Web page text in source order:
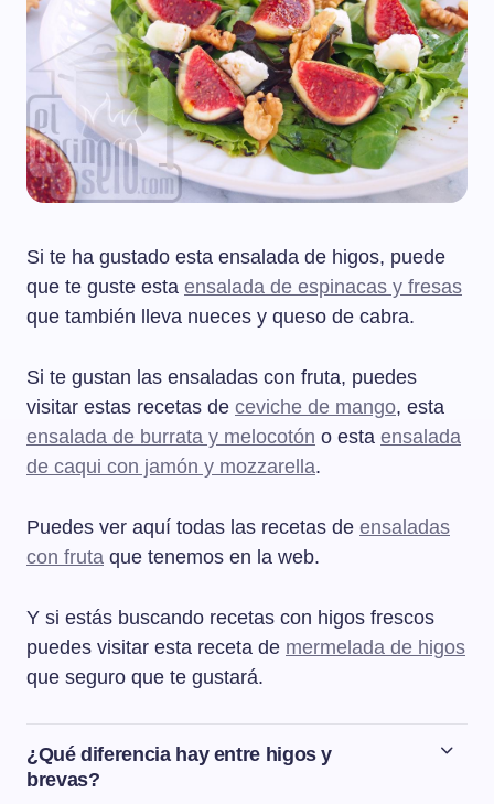
Si te ha gustado esta ensalada de higos, puede
que te guste esta ensalada de espinacas y fresas
que también lleva nueces y queso de cabra.
Si te gustan las ensaladas con fruta, puedes
visitar estas recetas de ceviche de mango, esta
ensalada de burrata y melocotón o esta ensalada
de caqui con jamón y mozzarella.
Puedes ver aquí todas las recetas de ensaladas
con fruta que tenemos en la web.
Y si estás buscando recetas con higos frescos
puedes visitar esta receta de mermelada de higos
que seguro que te gustará.
¿Qué diferencia hay entre higos y
brevas?